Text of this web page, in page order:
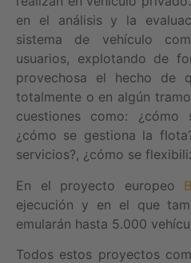
en el análisis y la
sistema de vehículo
usuarios, explotando de
provechosa el hecho de
totalmente o en algún
cuestiones como: ¿cómo
¿cómo se gestiona la
servicios?, ¿cómo se
En el proyecto europeo
ejecución y en el que
emularán hasta 5.000
Todos estos proyectos